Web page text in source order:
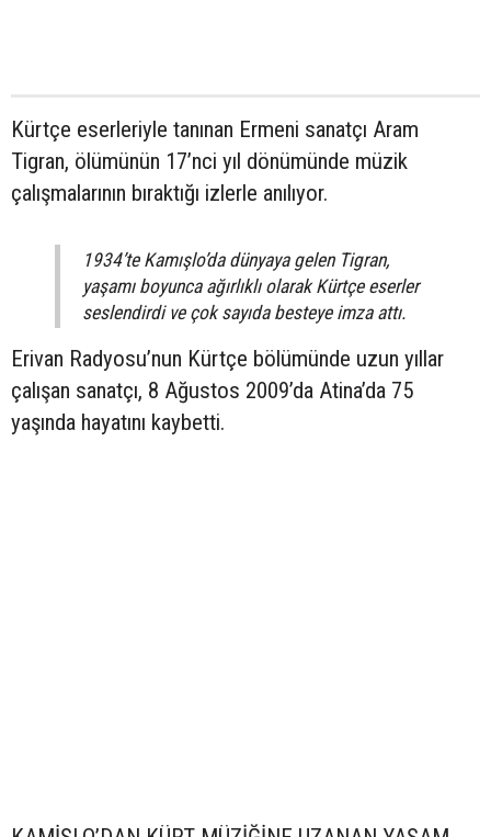
Kürtçe eserleriyle tanınan Ermeni sanatçı Aram
Tigran, ölümünün 17’nci yıl dönümünde müzik
çalışmalarının bıraktığı izlerle anılıyor.
1934’te Kamışlo’da dünyaya gelen Tigran,
yaşamı boyunca ağırlıklı olarak Kürtçe eserler
seslendirdi ve çok sayıda besteye imza attı.
Erivan Radyosu’nun Kürtçe bölümünde uzun yıllar
çalışan sanatçı, 8 Ağustos 2009’da Atina’da 75
yaşında hayatını kaybetti.